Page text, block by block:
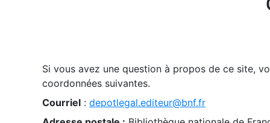
Si vous avez une question à propos de ce site,
coordonnées suivantes.
Courriel : depotlegal.editeur@bnf.fr